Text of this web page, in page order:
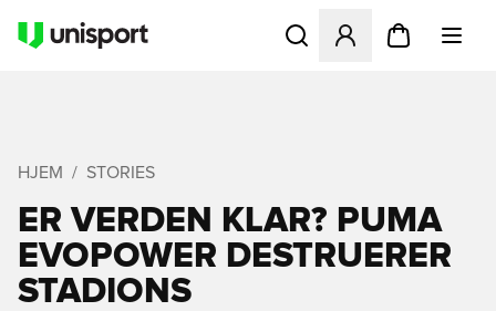
Åbner en Modal til at
HJEM STORIES
ER VERDEN KLAR? PUMA
EVOPOWER DESTRUERER
STADIONS